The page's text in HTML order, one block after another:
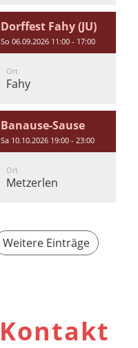
Dorffest Fahy (JU)
So 06.09.2026 11:00 - 17:00
Ort
Fahy
Banause-Sause
Sa 10.10.2026 19:00 - 23:00
Ort
Metzerlen
Weitere Einträge
Kontakt